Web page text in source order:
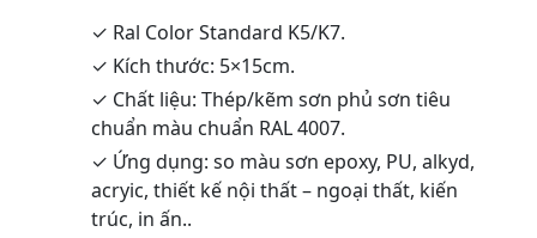
✓ Ral Color Standard K5/K7.
✓ Kích thước: 5×15cm.
✓ Chất liệu: Thép/kẽm sơn phủ sơn tiêu
chuẩn màu chuẩn RAL 4007.
✓ Ứng dụng: so màu sơn epoxy, PU, alkyd,
acryic, thiết kế nội thất – ngoại thất, kiến
trúc, in ấn..